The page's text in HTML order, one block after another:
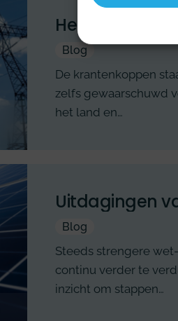
Het
Blog
De krantenkoppen
zelfs gewaarschuwd
het land en…
Uitdagingen
Blog
Steeds strengere
continu verder te
inzicht om stappen…